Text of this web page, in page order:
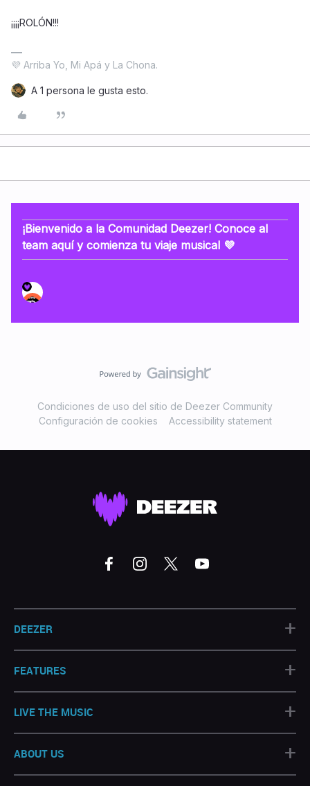
¡¡¡¡ROLÓN!!!
💜 Arriba Yo, Mi Apá y La Chona.
A 1 persona le gusta esto.
¡Bienvenido a la Comunidad Deezer! Conoce al
team aquí y comienza tu viaje musical 💜
Condiciones de uso del sitio de Deezer Community
Configuración de cookies
Accessibility statement
DEEZER +
FEATURES +
LIVE THE MUSIC +
ABOUT US
+